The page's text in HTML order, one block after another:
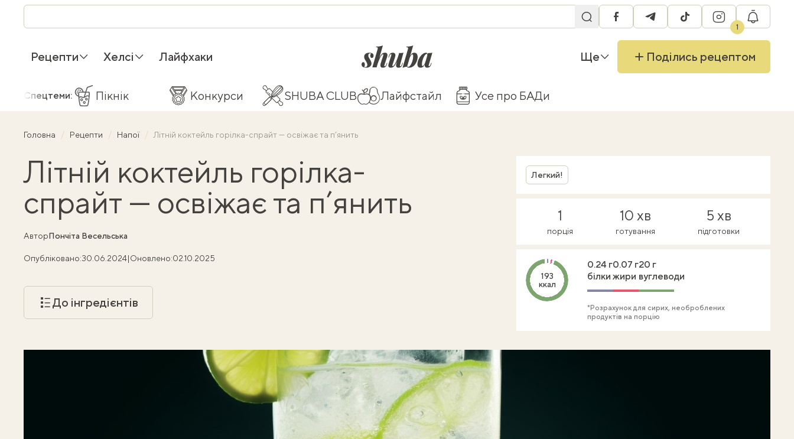
facebooktelegramtiktok instagram
1
Рецепти Хелсі Лайфхаки shuba.life Ще Поділись рецептом
Спецтеми: Пікнік Конкурси SHUBA CLUB Лайфстайл Усе про БАДи
Головна Рецепти Напої Літній коктейль горілка-спрайт — освіжає та п’янить
Літній коктейль горілка-
спрайт — освіжає та п’янить
АвторПончіта Весельська
Опубліковано:30.06.2024|Оновлено:02.10.2025
До інгредієнтів
Легкий!
1
порція
10 хв
готування
5 хв
підготовки
193
ккал
0.24 г
білки
0.07 г
жири
20 г
вуглеводи
*Розрахунок для сирих, необроблених
продуктів на порцію